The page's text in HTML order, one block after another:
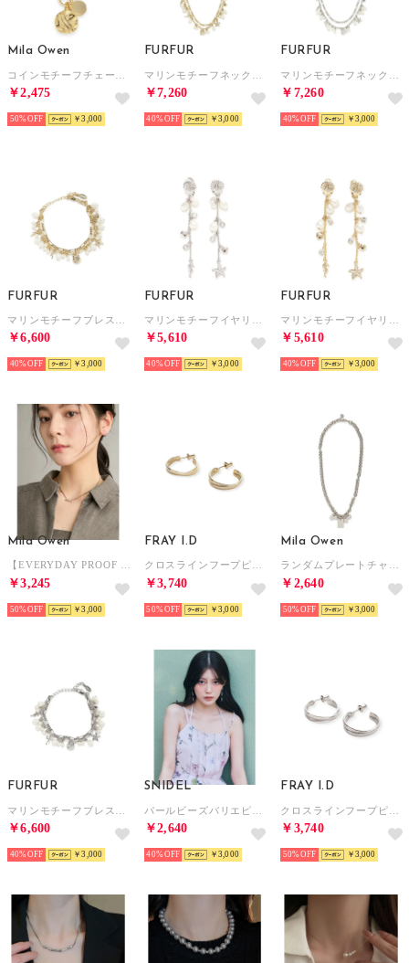
Mila Owen
￥2,475
50% ￥3,000
FURFUR
￥7,260
40% ￥3,000
FURFUR
￥7,260
40% ￥3,000
FURFUR
￥6,600
40% ￥3,000
FURFUR
￥5,610
40% ￥3,000
FURFUR
￥5,610
40% ￥3,000
Mila Owen
【EVERYDAY PROOF JEWELRY 】MILAネックレス （SLV）
￥3,245
50% ￥3,000
FRAY I.D
クロスラインフープピアス （GLD）
￥3,740
50% ￥3,000
Mila Owen
ランダムプレートチャームチェーンネックレス （SLV）
￥2,640
50% ￥3,000
FURFUR
￥6,600
40% ￥3,000
SNIDEL
￥2,640
40% ￥3,000
FRAY I.D
￥3,740
50% ￥3,000